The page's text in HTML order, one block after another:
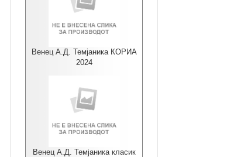
Венец А.Д. Темјаника КОРИА
2024
Венец А.Д. Темјаника класик